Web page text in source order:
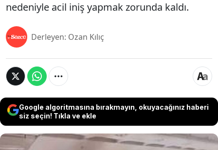
nedeniyle acil iniş yapmak zorunda kaldı.
Derleyen: Ozan Kılıç
Google algoritmasına bırakmayın, okuyacağınız haberi
siz seçin! Tıkla ve ekle